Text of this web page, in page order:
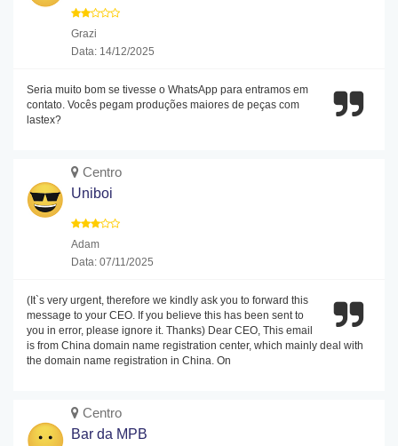
Grazi
Data: 14/12/2025
Seria muito bom se tivesse o WhatsApp para entramos em
contato. Vocês pegam produções maiores de peças com
lastex?
Centro
Uniboi
Adam
Data: 07/11/2025
(It`s very urgent, therefore we kindly ask you to forward this
message to your CEO. If you believe this has been sent to
you in error, please ignore it. Thanks) Dear CEO, This email
is from China domain name registration center, which mainly deal with
the domain name registration in China. On
Centro
Bar da MPB